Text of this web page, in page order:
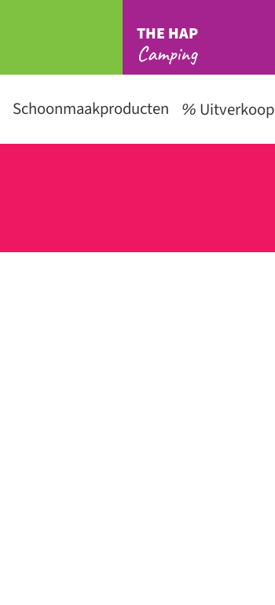
THE HAP
Camping
Schoonmaakproducten Uitverkoop